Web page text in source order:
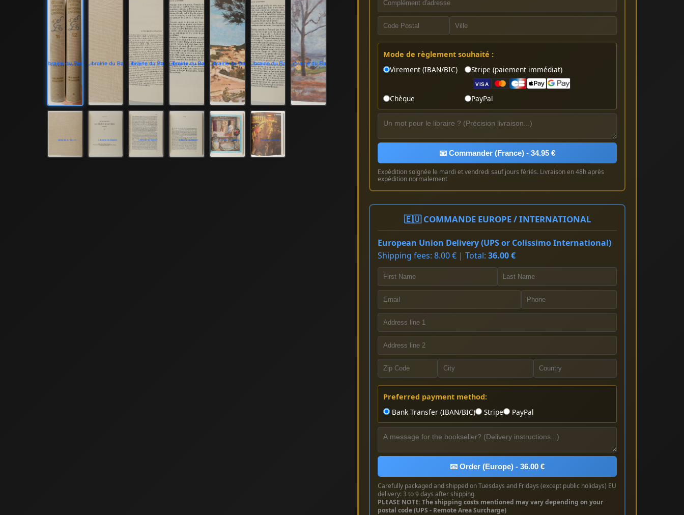
Mode de règlement souhaité :
Virement (IBAN/BIC)
Stripe (paiement immédiat)
VISA
Chèque PayPal
📧 Commander (France) - 34.95 €
Expédition soignée le mardi et vendredi sauf jours fériés. Livraison en 48h après
expédition normalement
🇪🇺 COMMANDE EUROPE / INTERNATIONAL
European Union Delivery (UPS or Colissimo International)
Shipping fees: 8.00 € | Total: 36.00 €
Preferred payment method:
Bank Transfer (IBAN/BIC)
Stripe PayPal
📧 Order (Europe) - 36.00 €
Carefully packaged and shipped on Tuesdays and Fridays (except public holidays) EU
delivery: 3 to 9 days after shipping
PLEASE NOTE: The shipping costs mentioned may vary depending on your
postal code (UPS - Remote Area Surcharge)